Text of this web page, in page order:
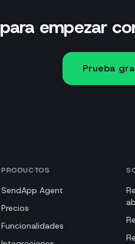
empezar
Prueba
PRODUCTOS
SendApp Agent
Precios
Funcionalidades